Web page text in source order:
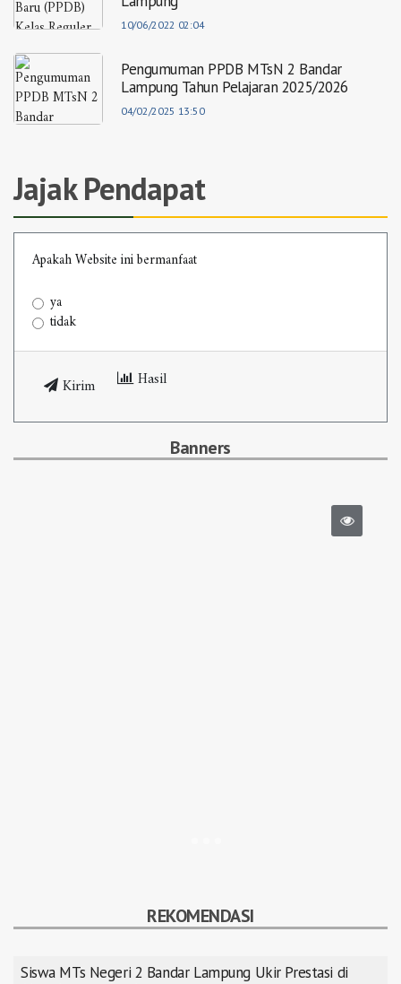
10/06/2022 02:04
Pengumuman PPDB MTsN 2 Bandar
Lampung Tahun Pelajaran 2025/2026
04/02/2025 13:50
Jajak Pendapat
Apakah Website ini bermanfaat
ya
tidak
Kirim Hasil
Banners
REKOMENDASI
Siswa MTs Negeri 2 Bandar Lampung Ukir Prestasi di